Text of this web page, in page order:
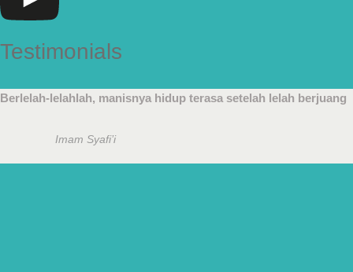
Testimonials
Berlelah-lelahlah, manisnya hidup terasa setelah lelah berjuang
Imam Syafi’i